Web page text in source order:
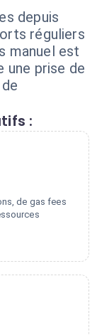
depuis
réguliers
manuel est
une prise de
:
de gas fees